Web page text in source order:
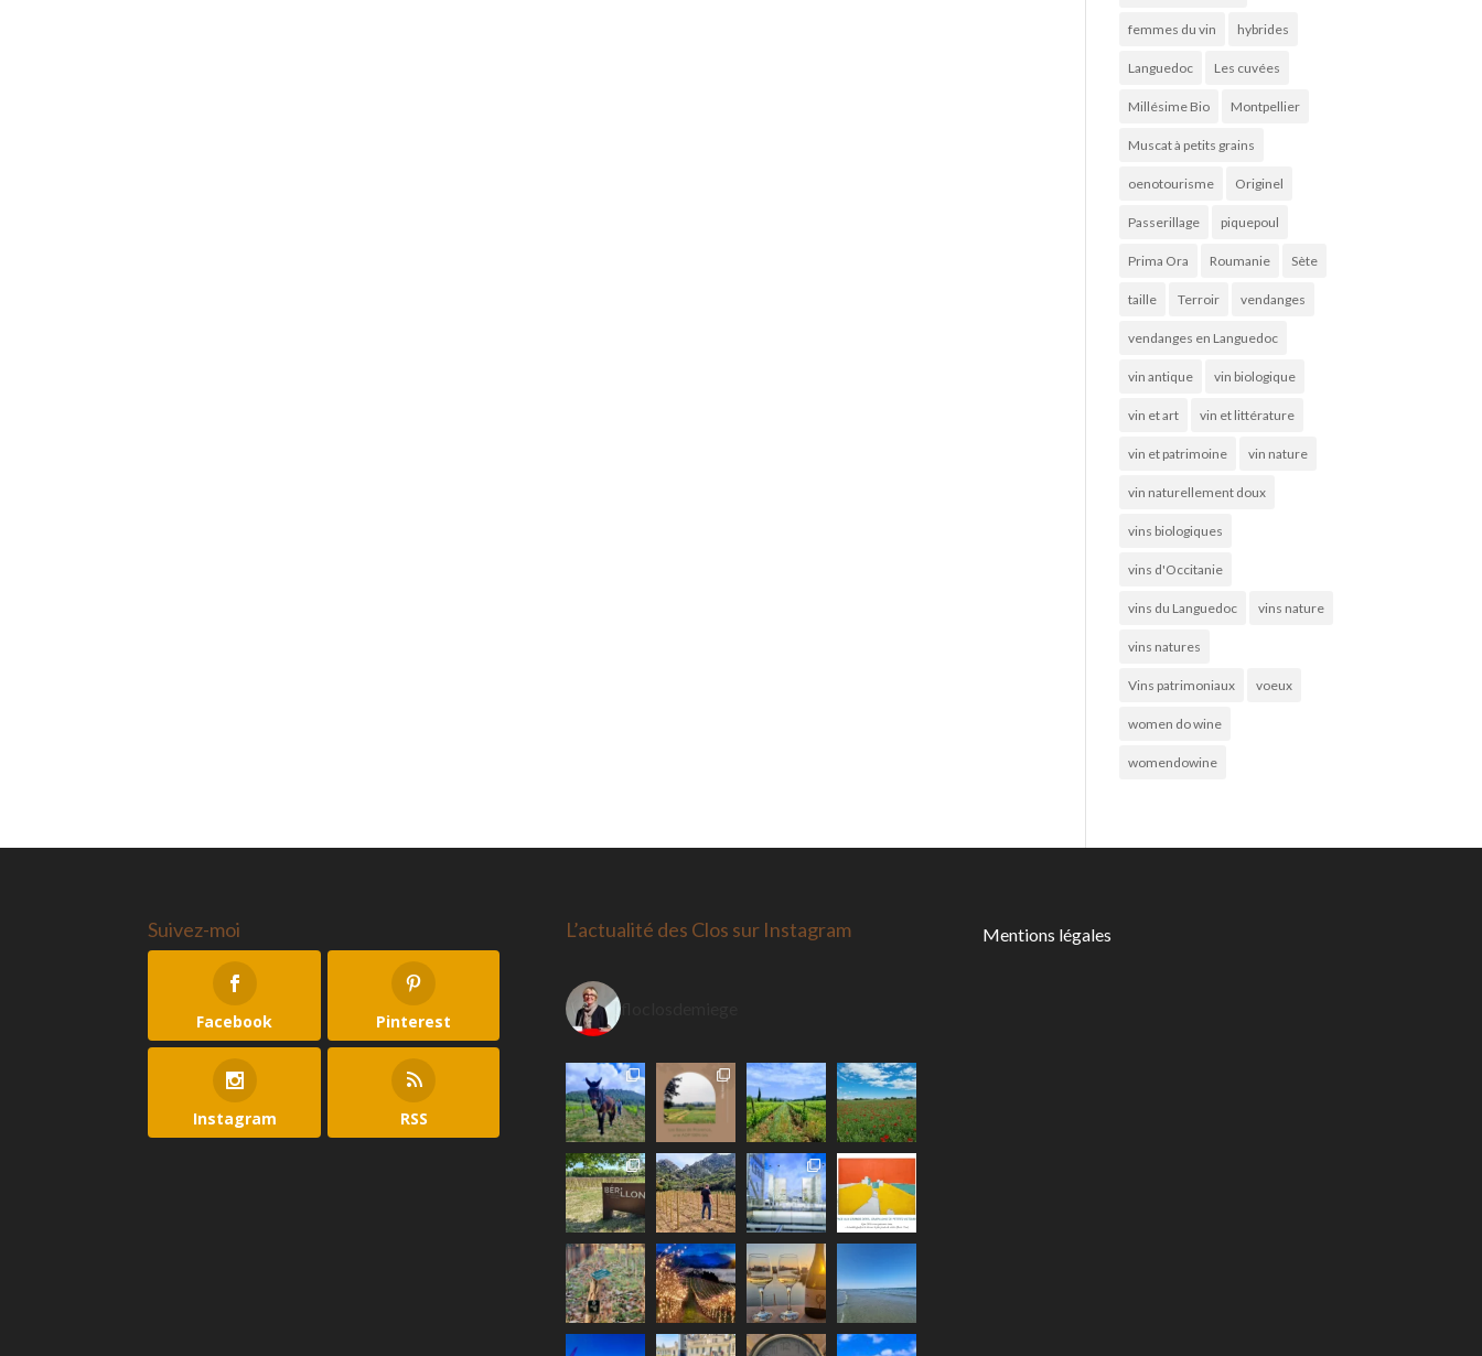
femmes du vin hybrides
Languedoc Les cuvées
Millésime Bio Montpellier
Muscat à petits grains
oenotourisme Originel
Passerillage piquepoul
Prima Ora Roumanie Sète
taille Terroir vendanges
vendanges en Languedoc
vin antique vin biologique
vin et art vin et littérature
vin et patrimoine vin nature
vin naturellement doux
vins biologiques
vins d'Occitanie
vins du Languedoc vins nature
vins natures
Vins patrimoniaux voeux
women do wine
womendowine
Suivez-moi
Facebook Pinterest
Instagram RSS
L’actualité des Clos sur Instagram
floclosdemiege
Mentions légales